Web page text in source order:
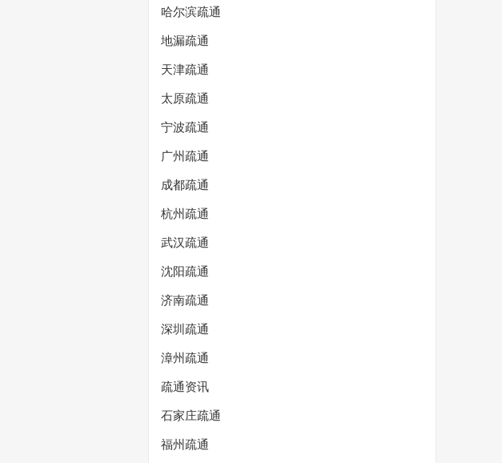
哈尔滨疏通
地漏疏通
天津疏通
太原疏通
宁波疏通
广州疏通
成都疏通
杭州疏通
武汉疏通
沈阳疏通
济南疏通
深圳疏通
漳州疏通
疏通资讯
石家庄疏通
福州疏通